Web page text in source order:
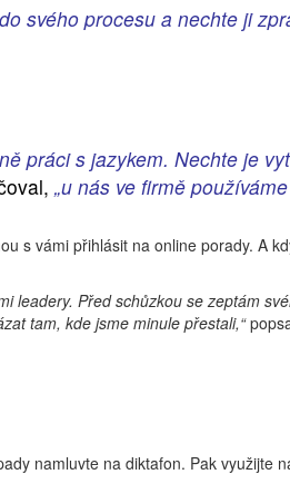
svého procesu a nechte ji
práci s jazykem. Nechte je
„u nás ve firmě
s vámi přihlásit na online porady. A
leadery. Před schůzkou se zeptám
tam, kde jsme minule přestali,“
namluvte na diktafon. Pak využijte